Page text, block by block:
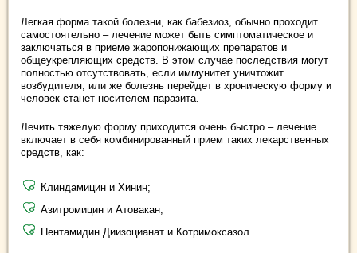
Легкая форма такой болезни, как бабезиоз, обычно проходит
самостоятельно – лечение может быть симптоматическое и
заключаться в приеме жаропонижающих препаратов и
общеукрепляющих средств. В этом случае последствия могут
полностью отсутствовать, если иммунитет уничтожит
возбудителя, или же болезнь перейдет в хроническую форму и
человек станет носителем паразита.
Лечить тяжелую форму приходится очень быстро – лечение
включает в себя комбинированный прием таких лекарственных
средств, как:
Клиндамицин и Хинин;
Азитромицин и Атовакан;
Пентамидин Диизоцианат и Котримоксазол.